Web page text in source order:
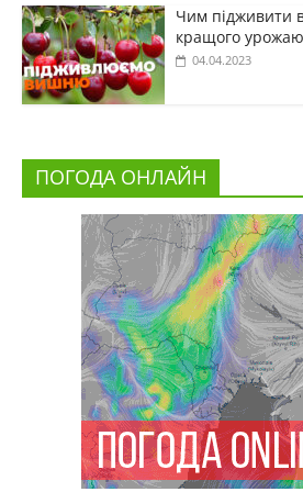
Чим підживити
кращого
04.04.2023
ПОГОДА ОНЛАЙН